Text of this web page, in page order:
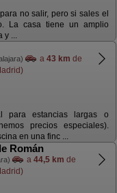
no salir, pero si sales el
La casa tiene un amplio
y ...
a 43 km de
para estancias largas o
precios especiales).
en una finc ...
Román
a 44,5 km de